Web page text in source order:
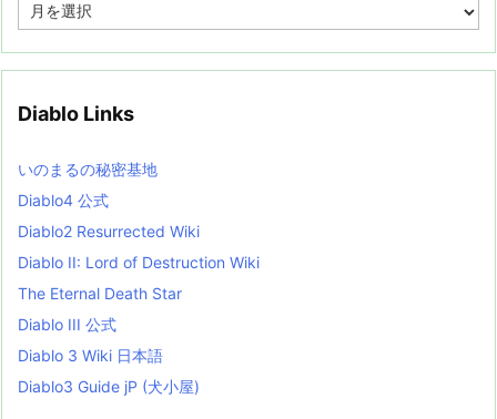
e
i
s
t
Diablo Links
いのまるの秘密基地
Diablo4 公式
Diablo2 Resurrected Wiki
Diablo II: Lord of Destruction Wiki
The Eternal Death Star
Diablo III 公式
Diablo 3 Wiki 日本語
Diablo3 Guide jP (犬小屋)